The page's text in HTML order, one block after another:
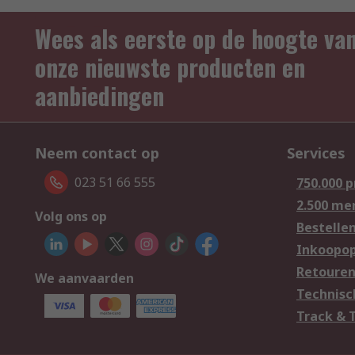
Wees als eerste op de hoogte
onze nieuwste producten en
aanbiedingen
Neem contact op
023 51 66 555
Volg ons op
We aanvaarden
Services
750.000
2.500
Retouren
Track &